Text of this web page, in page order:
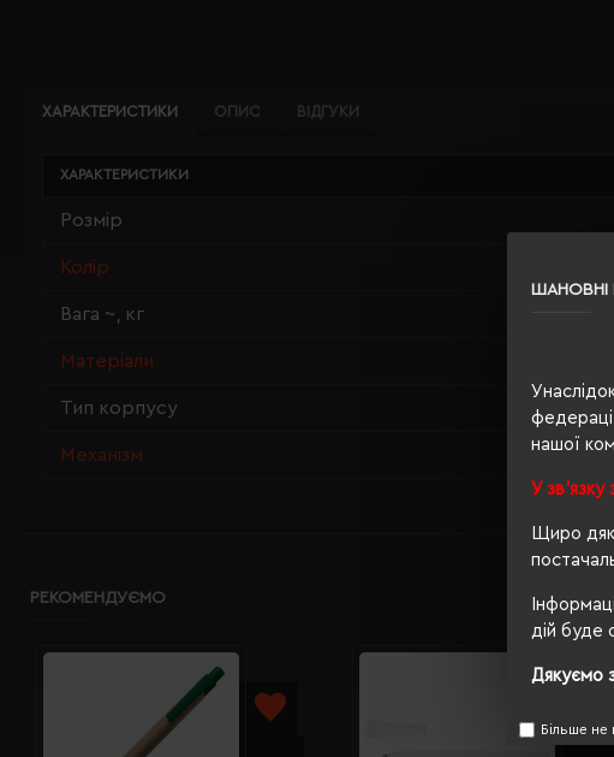
ШАНОВНІ
нашої
У зв'язку
Щиро
дій буде
Дякуємо
Більше не
ХАРАКТЕРИСТИКИ ОПИС ВІДГУКИ
ХАРАКТЕРИСТИКИ
Розмір
Колір
Вага ~, кг
Матеріали
Тип корпусу
Механізм
РЕКОМЕНДУЄМО